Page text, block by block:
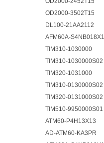
OD2000-3502T15
DL100-21AA2112
AFM60A-
TIM310-1030000
TIM310-1030000S02
TIM320-1031000
TIM310-0130000S02
TIM320-0131000S02
TIM510-9950000S01
ATM60-P4H13X13
AD-ATM60-KA3PR